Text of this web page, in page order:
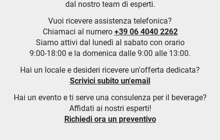
dal nostro team di esperti.
Vuoi ricevere assistenza telefonica?
Chiamaci al numero +39 06 4040 2262
Siamo attivi dal lunedì al sabato con orario
9:00-18:00 e la domenica dalle 9:00 alle 13:00.
Hai un locale e desideri ricevere un'offerta dedicata?
Scrivici subito un'email
Hai un evento e ti serve una consulenza per il beverage?
Affidati ai nostri esperti!
Richiedi ora un preventivo